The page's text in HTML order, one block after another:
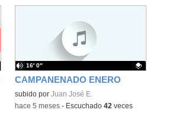
CAMPANENADO ENERO
Contenido educativo.
subido por Juan José E.
16′ 0″
-hace 5 meses- Escuchado 42 veces